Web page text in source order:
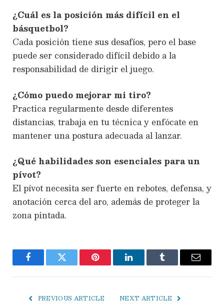
¿Cuál es la posición más difícil en el
básquetbol?
Cada posición tiene sus desafíos, pero el base
puede ser considerado difícil debido a la
responsabilidad de dirigir el juego.
¿Cómo puedo mejorar mi tiro?
Practica regularmente desde diferentes
distancias, trabaja en tu técnica y enfócate en
mantener una postura adecuada al lanzar.
¿Qué habilidades son esenciales para un
pívot?
El pívot necesita ser fuerte en rebotes, defensa, y
anotación cerca del aro, además de proteger la
zona pintada.
FacebookTwitter Pinterest LinkedInTumblr Email
PREVIOUS ARTICLE NEXT ARTICLE